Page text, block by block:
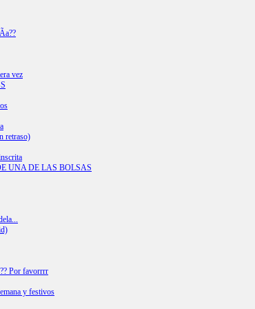
vez
retraso)
UNA DE LAS BOLSAS
Por favorrrr
y festivos